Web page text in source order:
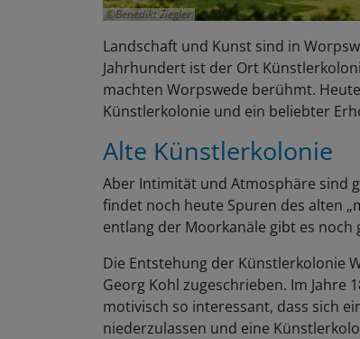
Benedikt Ziegler
Landschaft und Kunst sind in
Jahrhundert ist der Ort
machten Worpswede berühmt.
Künstlerkolonie und ein beliebter
Alte Künstlerkolonie
Aber Intimität und Atmosphäre sind
findet noch heute Spuren des alten
entlang der Moorkanäle gibt es noch
Die Entstehung der Künstlerkolonie
Georg Kohl zugeschrieben. Im Jahre
motivisch so interessant, dass sich
niederzulassen und eine